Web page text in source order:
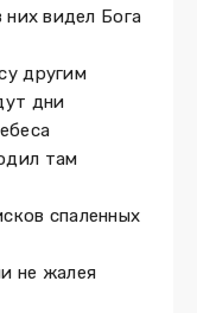
них видел Бога
другим
дни
там
спаленных
не жалея